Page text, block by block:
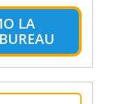
LA